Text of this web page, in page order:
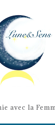
avec la